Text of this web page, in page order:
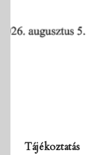
Tájékoztatás